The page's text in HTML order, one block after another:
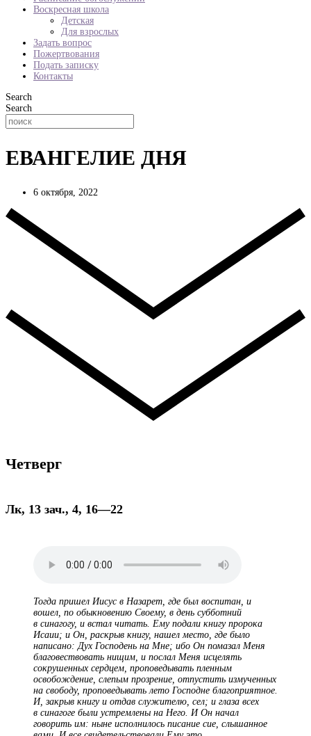
Воскресная школа
Детская
Для взрослых
Задать вопрос
Пожертвования
Подать записку
Контакты
Search
Search
ЕВАНГЕЛИЕ ДНЯ
6 октября, 2022
Четверг
Лк, 13 зач., 4, 16—22
Тогда пришел Иисус в Назарет, где был воспитан, и
вошел, по обыкновению Своему, в день субботний
в синагогу, и встал читать. Ему подали книгу пророка
Исаии; и Он, раскрыв книгу, нашел место, где было
написано: Дух Господень на Мне; ибо Он помазал Меня
благовествовать нищим, и послал Меня исцелять
сокрушенных сердцем, проповедывать пленным
освобождение, слепым прозрение, отпустить измученных
на свободу, проповедывать лето Господне благоприятное.
И, закрыв книгу и отдав служителю, сел; и глаза всех
в синагоге были устремлены на Него. И Он начал
говорить им: ныне исполнилось писание сие, слышанное